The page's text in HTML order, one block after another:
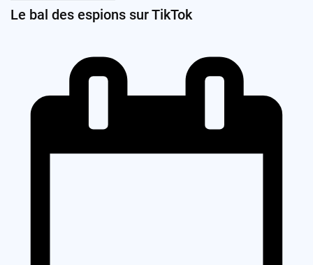
Le bal des espions sur TikTok